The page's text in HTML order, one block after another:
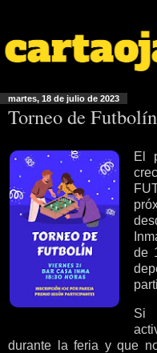
martes, 18 de julio de 2023
Torneo de
El
de
Si
durante la feria y que